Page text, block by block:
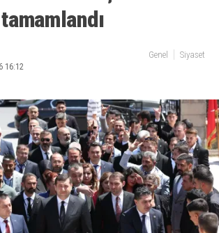
16:12
Genel Siyaset